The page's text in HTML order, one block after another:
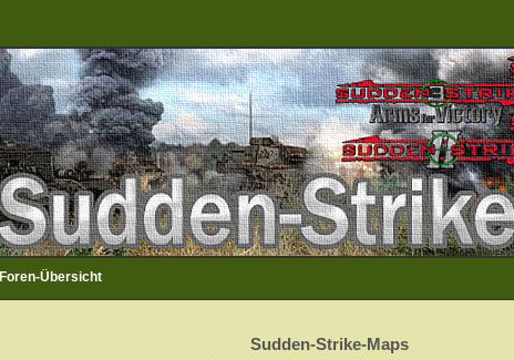
Foren-Übersicht
Sudden-Strike-Maps